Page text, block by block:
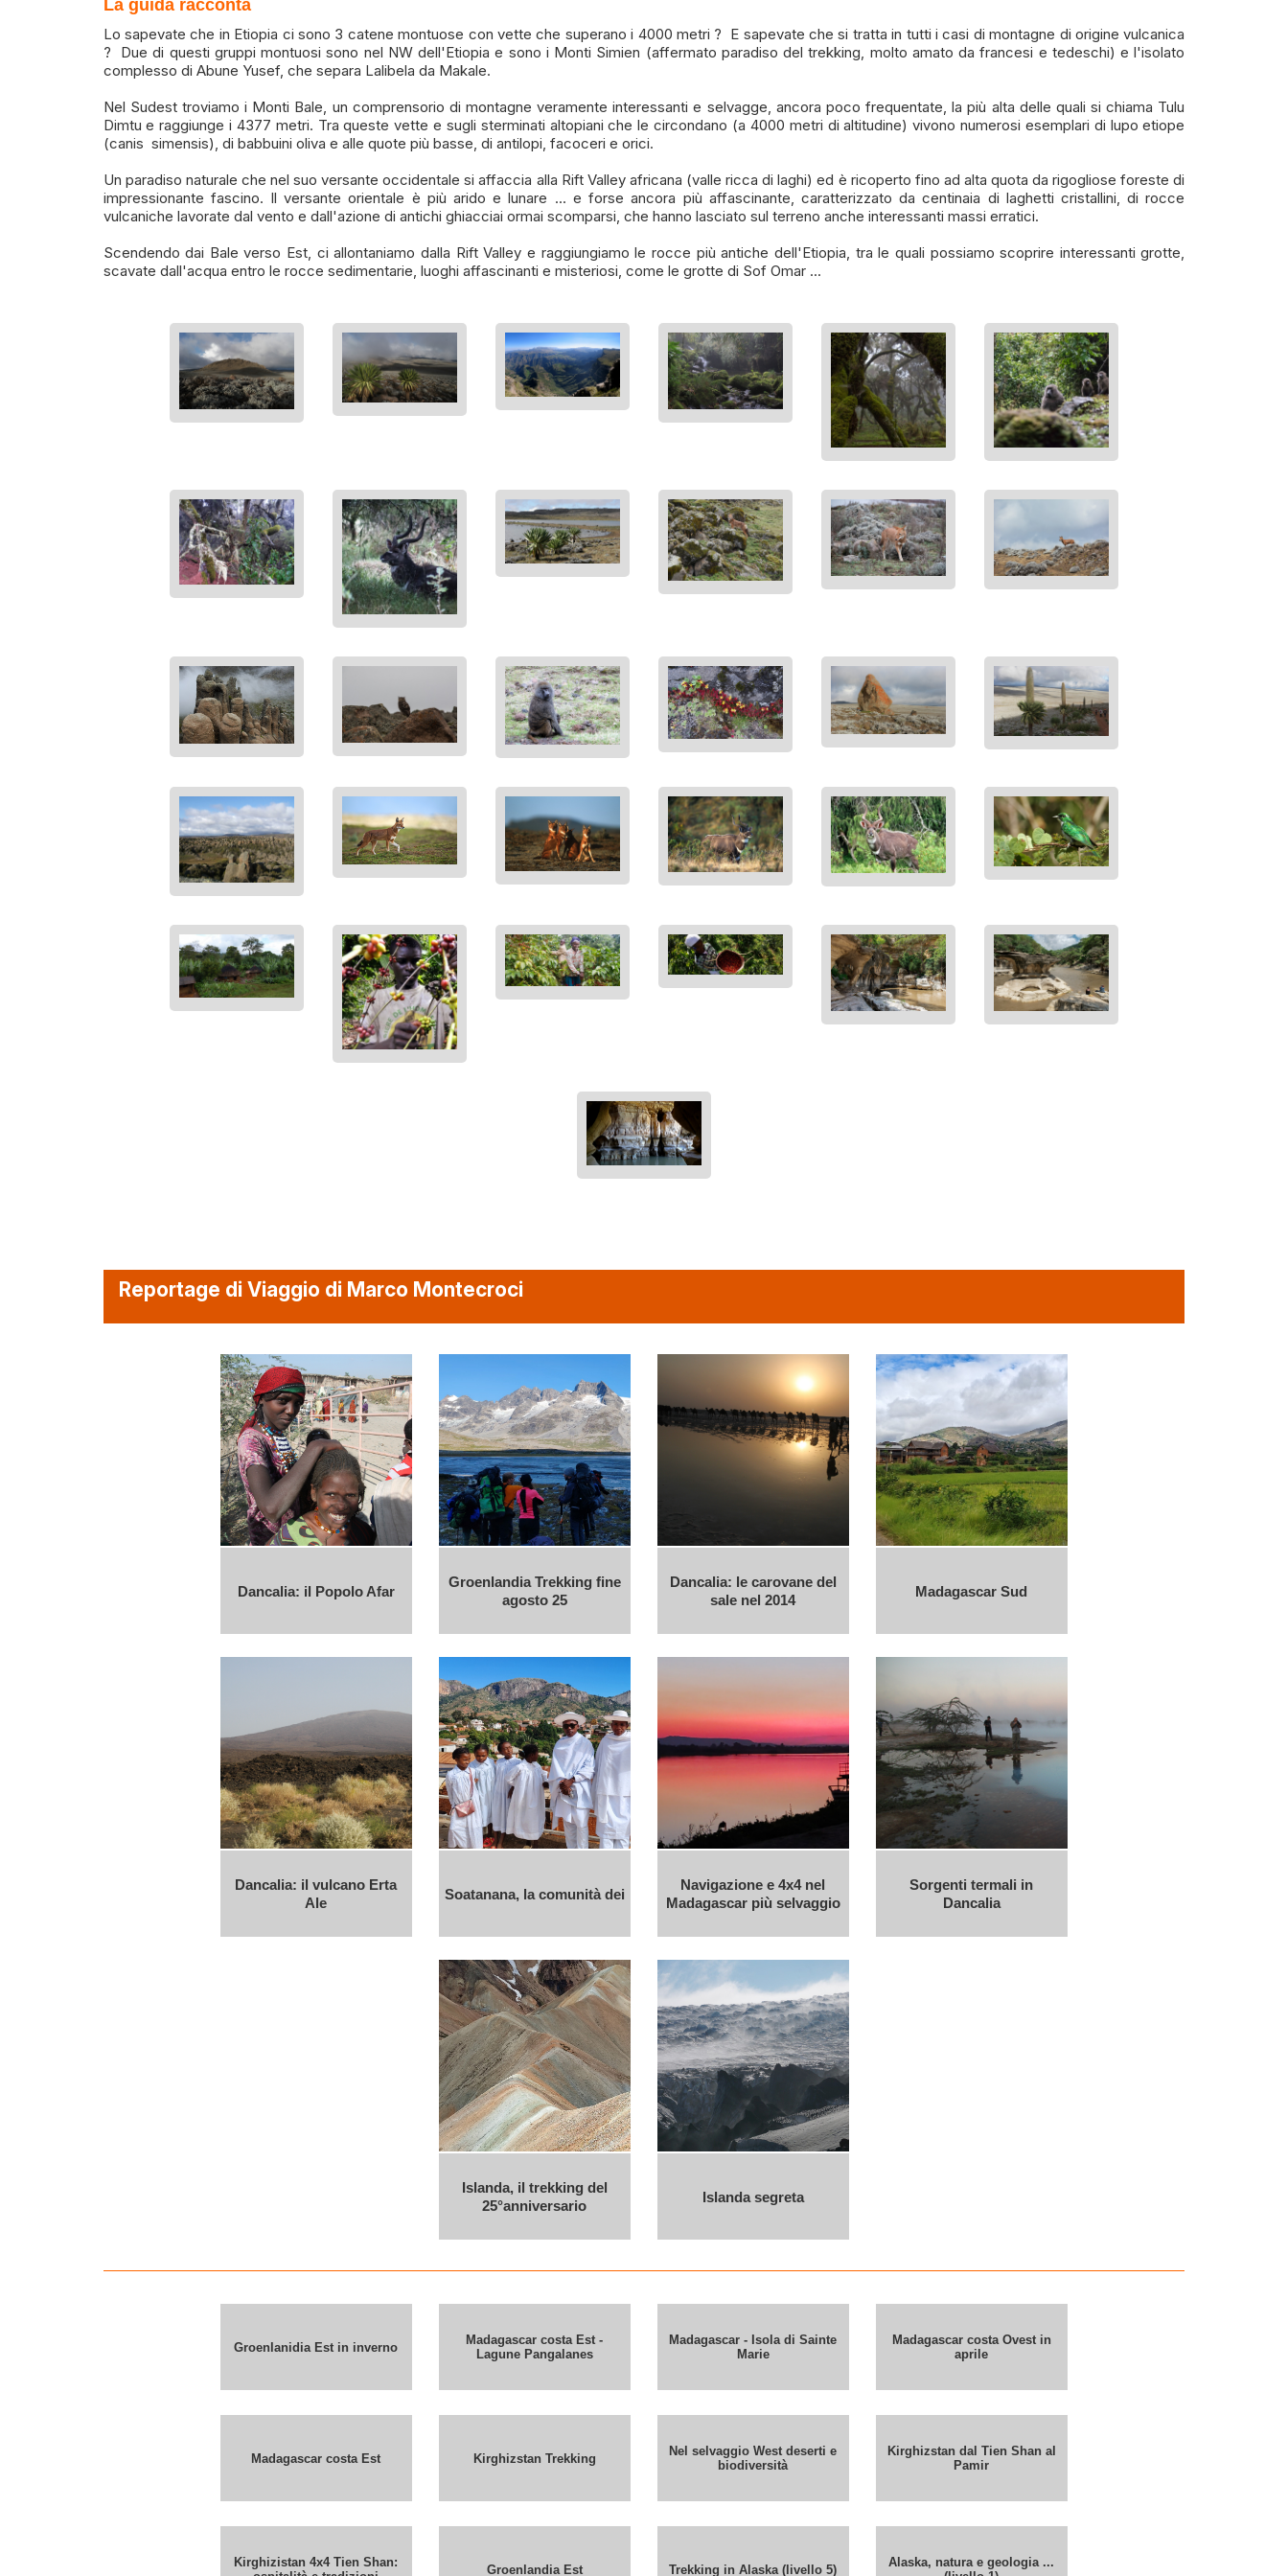
La guida racconta
Lo sapevate che in Etiopia ci sono 3 catene montuose con vette che superano i 4000 metri ? E sapevate che si tratta in tutti i casi di montagne di origine vulcanica
? Due di questi gruppi montuosi sono nel NW dell'Etiopia e sono i Monti Simien (affermato paradiso del trekking, molto amato da francesi e tedeschi) e l'isolato
complesso di Abune Yusef, che separa Lalibela da Makale.
Nel Sudest troviamo i Monti Bale, un comprensorio di montagne veramente interessanti e selvagge, ancora poco frequentate, la più alta delle quali si chiama Tulu
Dimtu e raggiunge i 4377 metri. Tra queste vette e sugli sterminati altopiani che le circondano (a 4000 metri di altitudine) vivono numerosi esemplari di lupo etiope
(canis simensis), di babbuini oliva e alle quote più basse, di antilopi, facoceri e orici.
Un paradiso naturale che nel suo versante occidentale si affaccia alla Rift Valley africana (valle ricca di laghi) ed è ricoperto fino ad alta quota da rigogliose foreste di
impressionante fascino. Il versante orientale è più arido e lunare ... e forse ancora più affascinante, caratterizzato da centinaia di laghetti cristallini, di rocce
vulcaniche lavorate dal vento e dall'azione di antichi ghiacciai ormai scomparsi, che hanno lasciato sul terreno anche interessanti massi erratici.
Scendendo dai Bale verso Est, ci allontaniamo dalla Rift Valley e raggiungiamo le rocce più antiche dell'Etiopia, tra le quali possiamo scoprire interessanti grotte,
scavate dall'acqua entro le rocce sedimentarie, luoghi affascinanti e misteriosi, come le grotte di Sof Omar ...
Reportage di Viaggio di Marco Montecroci
Dancalia: il Popolo Afar
Groenlandia Trekking fine
agosto 25
Dancalia: le carovane del
sale nel 2014
Madagascar Sud
Dancalia: il vulcano Erta
Ale
Soatanana, la comunità dei
Navigazione e 4x4 nel
Madagascar più selvaggio
Sorgenti termali in
Dancalia
Islanda, il trekking del
25°anniversario
Islanda segreta
Groenlanidia Est in inverno
Madagascar costa Est -
Lagune Pangalanes
Madagascar - Isola di Sainte
Marie
Madagascar costa Ovest in
aprile
Madagascar costa Est Kirghizstan Trekking
Nel selvaggio West deserti e
biodiversità
Kirghizstan dal Tien Shan al
Pamir
Kirghizistan 4x4 Tien Shan:
Groenlandia Est Trekking in Alaska (livello 5)
Alaska, natura e geologia ...